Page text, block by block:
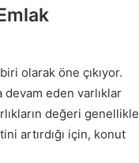
olarak öne çıkıyor.
devam eden varlıklar
değeri genellikle
artırdığı için, konut